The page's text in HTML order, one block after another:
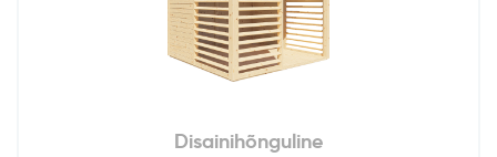
Disainihõnguline